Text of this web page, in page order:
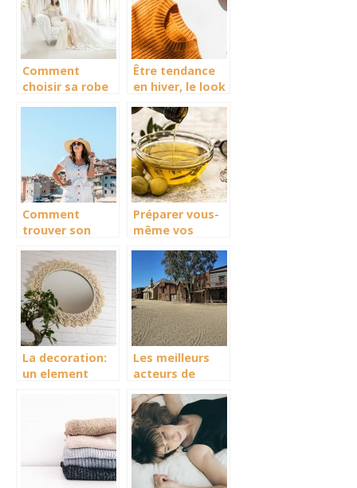
Comment
choisir sa robe
Être tendance
en hiver, le look
pull !
Comment
trouver son
cet été ?
Préparer vous-
même vos
beauté
La decoration:
un element
Les meilleurs
acteurs de
sont-ils?